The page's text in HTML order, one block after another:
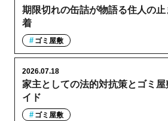
期限切れの缶詰が物語る住人の
着
ゴミ屋敷
家主としての法的対抗策とゴミ
イド
2026.07.18
ゴミ屋敷